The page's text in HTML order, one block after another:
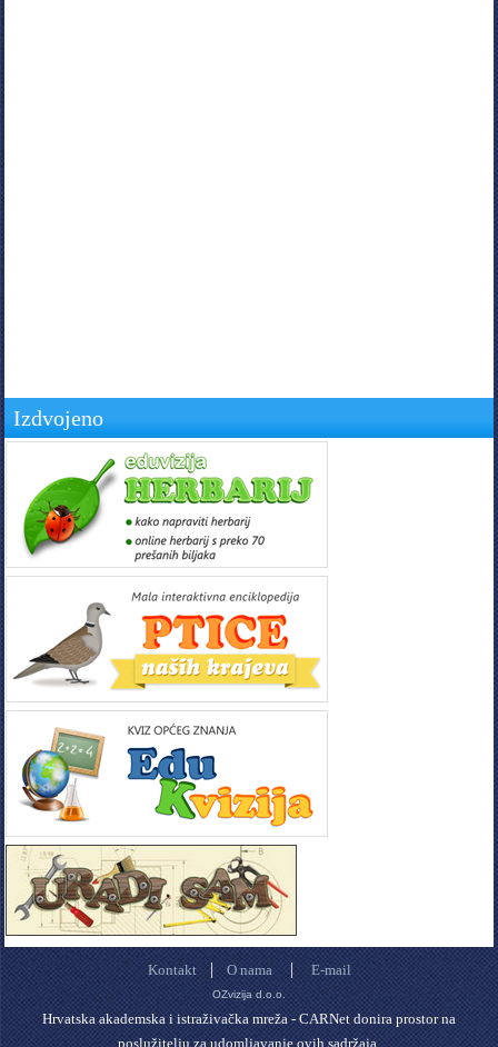
Izdvojeno
Kontakt|O nama|E-mail
OZvizija d.o.o.
Hrvatska akademska i istraživačka mreža - CARNet donira prostor na
poslužitelju za udomljavanje ovih sadržaja.